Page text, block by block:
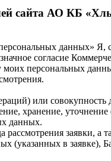
сайта АО КБ
данных» Я,
согласие
персональных
или
хранение,
данных.
рассмотрения заявки, а
(указанных в заявке),